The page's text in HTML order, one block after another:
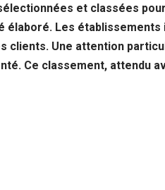
et classées pour
Les
clients. Une attention
Ce classement, attendu